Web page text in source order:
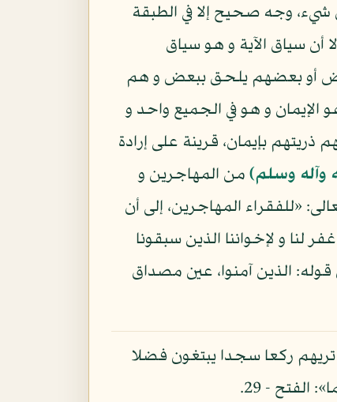
شيء، وجه صحيح إلا في الطبقة
أن سياق الآية و هو سياق
بعض أو بعضهم يلحق ببعض و هم
و هو في الجميع واحد و
بإيمان، قرينة على إرادة
وآله وسلم) من المهاجرين و
«للفقراء المهاجرين، إلى أن
لنا و لإخواننا الذين سبقونا
ربنا إنك رءوف رحيم»: الحشر - 10، فلو كان مصداق قوله: الذين آمنوا، عين مصداق
ركعا سجدا يبتغون فضلا
- 29.